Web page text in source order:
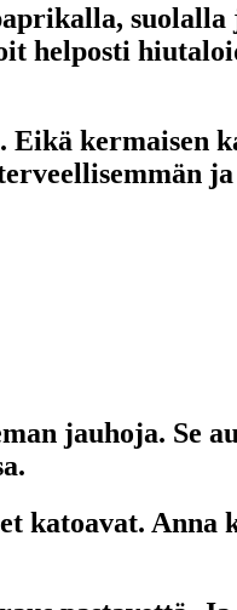
helposti
kermaisen
jauhoja. Se
katoavat. Anna